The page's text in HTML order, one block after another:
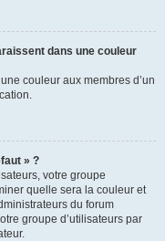
dans une couleur
couleur aux membres d’un
» ?
votre groupe
quelle sera la couleur et
du forum
groupe d’utilisateurs par